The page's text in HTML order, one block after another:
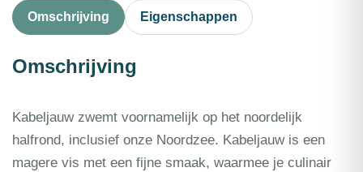
Omschrijving Eigenschappen
Omschrijving
Kabeljauw zwemt voornamelijk op het noordelijk
halfrond, inclusief onze Noordzee. Kabeljauw is een
magere vis met een fijne smaak, waarmee je culinair